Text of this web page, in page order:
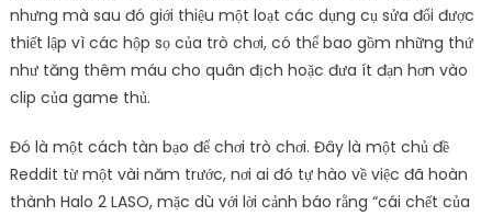
nhưng mà sau đó giới thiệu một loạt các dụng cụ sửa đổi được
thiết lập vì các hộp sọ của trò chơi, có thể bao gồm những thứ
như tăng thêm máu cho quân địch hoặc đưa ít đạn hơn vào
clip của game thủ.
Đó là một cách tàn bạo để chơi trò chơi. Đây là một chủ đề
Reddit từ một vài năm trước, nơi ai đó tự hào về việc đã hoàn
thành Halo 2 LASO, mặc dù với lời cảnh báo rằng “cái chết của